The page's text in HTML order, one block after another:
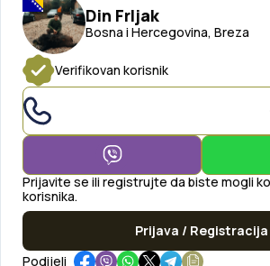
Din Frljak
Bosna i Hercegovina, Breza
Verifikovan korisnik
Prijavite se ili registrujte da biste mogli
korisnika.
Prijava / Registracija
Podijeli